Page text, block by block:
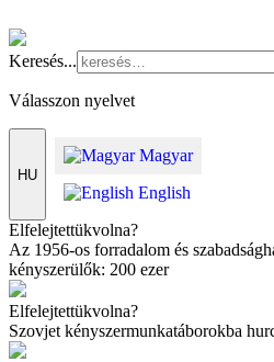
Keresés...
Válasszon nyelvet
HU
Magyar
English
Elfelejtettükvolna?
Az 1956-os forradalom és
kényszerülők: 200 ezer
Elfelejtettükvolna?
Szovjet kényszermunkatáborokba